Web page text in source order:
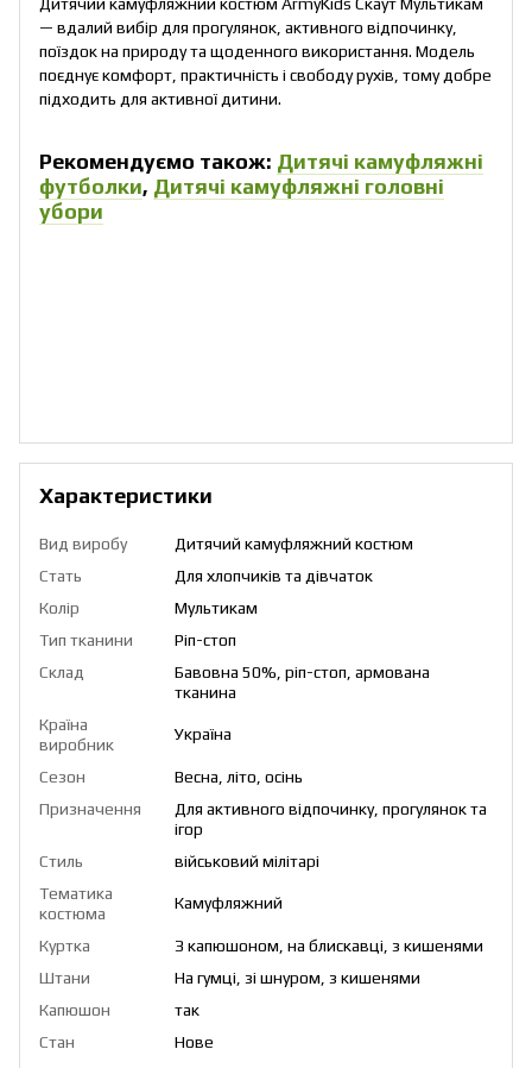
— вдалий вибір для прогулянок, активного відпочинку,
поїздок на природу та щоденного використання. Модель
поєднує комфорт, практичність і свободу рухів, тому добре
підходить для активної дитини.
Рекомендуємо також: Дитячі камуфляжні
футболки, Дитячі камуфляжні головні
убори
Характеристики
Вид виробу
Дитячий камуфляжний костюм
Стать
Для хлопчиків та дівчаток
Колір
Мультикам
Тип тканини
Ріп-стоп
Склад
Бавовна 50%, ріп-стоп, армована
тканина
Країна
виробник
Україна
Сезон
Весна, літо, осінь
Призначення
Для активного відпочинку, прогулянок та
ігор
Стиль
військовий мілітарі
Тематика
костюма
Камуфляжний
Куртка
З капюшоном, на блискавці, з кишенями
Штани
На гумці, зі шнуром, з кишенями
Капюшон
так
Стан
Нове